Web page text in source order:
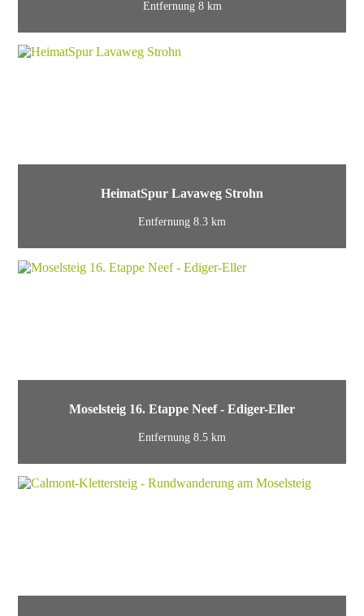
Entfernung 8 km
HeimatSpur Lavaweg Strohn
Entfernung 8.3 km
Moselsteig 16. Etappe Neef - Ediger-Eller
Entfernung 8.5 km